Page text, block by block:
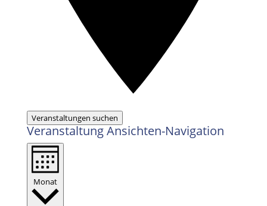
Veranstaltungen suchen
Veranstaltung Ansichten-Navigation
Monat